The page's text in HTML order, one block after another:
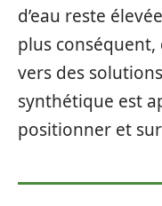
d’eau reste
plus conséquent,
vers des
synthétique est
positionner et